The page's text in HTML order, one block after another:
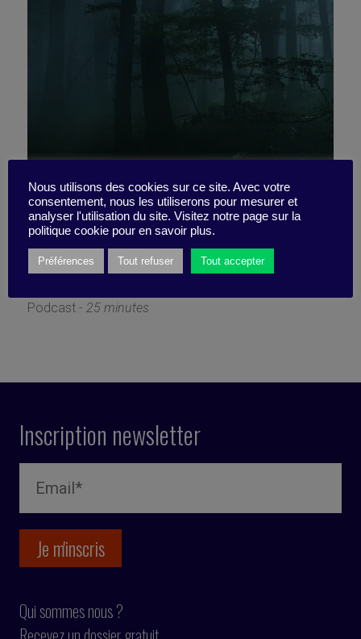
La forêt, de nuit – son de
concentration
Podcast - 25 minutes
Inscription newsletter
Qui sommes nous ?
Nous utilisons des cookies sur ce site. Avec votre
consentement, nous les utiliserons pour mesurer et
analyser l'utilisation du site. Visitez notre page sur la
politique cookie pour en savoir plus.
Préférences Tout refuser Tout accepter